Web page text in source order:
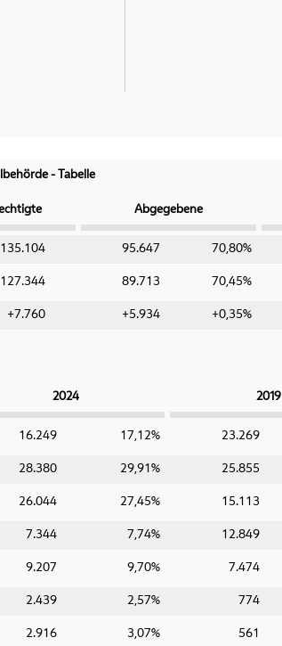
- Tabelle
Abgegebene
135.104 95.647 70,80%
127.344 89.713 70,45%
+7.760 +5.934 +0,35%
2024 2019
16.249 17,12% 23.269
28.380 29,91% 25.855
26.044 27,45% 15.113
7.344 7,74% 12.849
9.207 9,70% 7.474
2.439 2,57% 774
2.916 3,07% 561